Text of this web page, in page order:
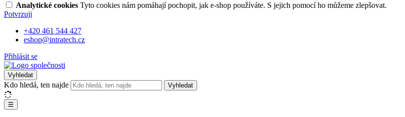
Analytické cookies Tyto cookies nám pomáhají pochopit, jak e-shop používáte. S jejich pomocí ho můžeme zlepšovat.
Potvrzuji
+420 461 544 427
eshop@intratech.cz
Přihlásit se
Vyhledat
Kdo hledá, ten najde Vyhledat
☰